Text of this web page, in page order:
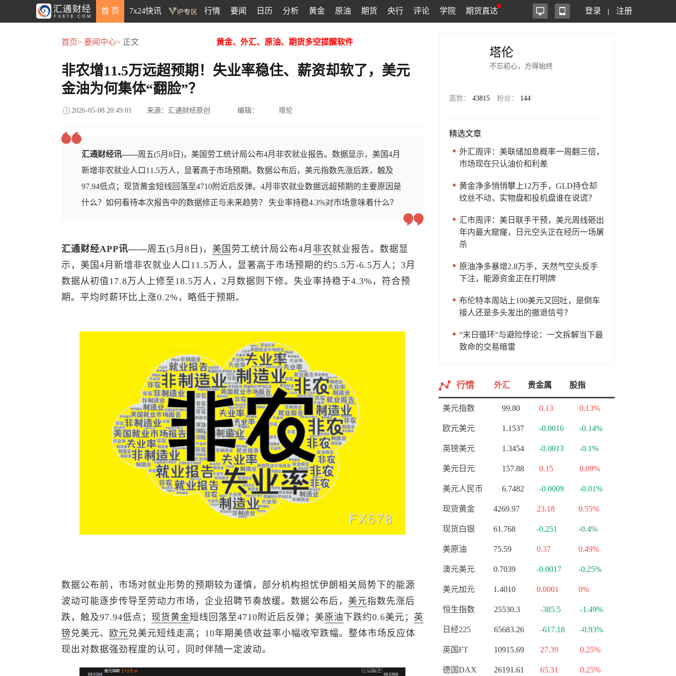
首 页 7x24快讯 行情 要闻 日历 分析 黄金 原油 期货 央行 评论 学院 期货直达 登录 注册
首页> 要闻中心> 正文 黄金、外汇、原油、期货多空提醒软件
非农增11.5万远超预期！失业率稳住、薪资却软了，美元
金油为何集体“翻脸”？
2026-05-08 20:49:01 来源：汇通财经原创 编辑： 塔伦
汇通财经讯——周五(5月8日)，美国劳工统计局公布4月非农就业报告。数据显示，美国4月
新增非农就业人口11.5万人，显著高于市场预期。数据公布后，美元指数先涨后跌，触及
97.94低点；现货黄金短线回落至4710附近后反弹。4月非农就业数据远超预期的主要原因是
什么？如何看待本次报告中的数据修正与未来趋势？ 失业率持稳4.3%对市场意味着什么？
汇通财经APP讯——周五(5月8日)， 美国 劳工统计局公布4月 非农就业报告。数据显
示，美国4月新增非农就业人口11.5万人，显著高于市场预期的约5.5万-6.5万人；3月
数据从初值17.8万人上修至18.5万人，2月数据则下修。失业率持稳于4.3%，符合预
期。平均时薪环比上涨0.2%，略低于预期。
数据公布前，市场对就业形势的预期较为谨慎，部分机构担忧伊朗相关局势下的能源
波动可能逐步传导至劳动力市场，企业招聘节奏放缓。数据公布后， 美元指数先涨后
跌，触及97.94低点； 现货黄金短线回落至4710附近后反弹； 美原油下跌约0.6美元； 英
镑 兑美元、 欧元兑美元短线走高；10年期美债收益率小幅收窄跌幅。整体市场反应体
现出对数据强劲程度的认可，同时伴随一定波动。
塔伦
不忘初心，方得始终
篇数： 43815 粉丝： 144
精选文章
外汇周评：美联储加息概率一周翻三倍，
市场现在只认油价和利差
黄金净多悄悄攀上12万手，GLD持仓却
纹丝不动，实物盘和投机盘谁在说谎？
汇市周评：美日联手干预，美元周线砸出
年内最大窟窿，日元空头正在经历一场屠
杀
原油净多暴增2.8万手，天然气空头反手
下注，能源资金正在打明牌
布伦特本周站上100美元又回吐，是倒车
接人还是多头发出的撤退信号？
“末日循环”与避险悖论：一文拆解当下最
致命的交易暗雷
行情 外汇 贵金属 股指
美元指数 99.80 0.13 0.13%
欧元美元 1.1537 -0.0016 -0.14%
英镑美元 1.3454 -0.0013 -0.1%
美元日元 157.88 0.15 0.09%
美元人民币 6.7482 -0.0009 -0.01%
现货黄金 4269.97 23.18 0.55%
现货白银 61.768 -0.251 -0.4%
美原油 75.59 0.37 0.49%
澳元美元 0.7039 -0.0017 -0.25%
美元加元 1.4010 0.0001 0%
恒生指数 25530.3 -385.5 -1.49%
日经225 65683.26 -617.18 -0.93%
英国FT 10915.69 27.39 0.25%
德国DAX 26191.61 65.31 0.25%